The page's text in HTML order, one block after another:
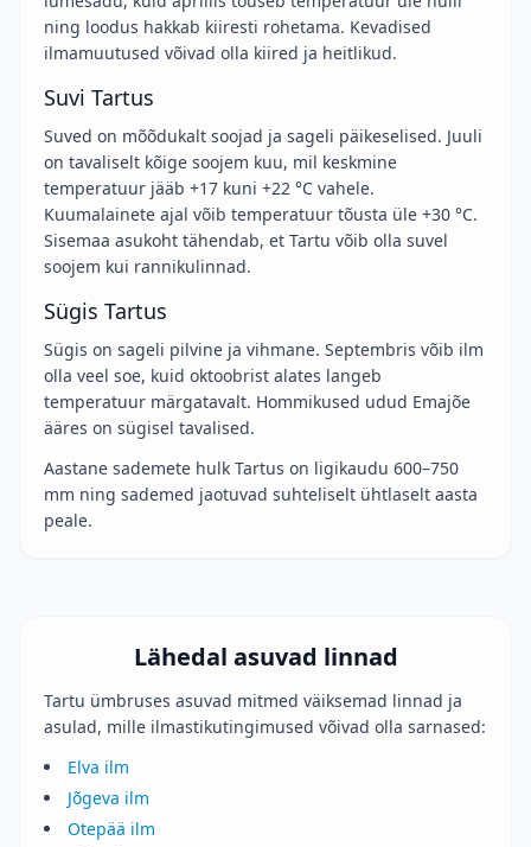
ning loodus hakkab kiiresti rohetama. Kevadised
ilmamuutused võivad olla kiired ja heitlikud.
Suvi Tartus
Suved on mõõdukalt soojad ja sageli päikeselised. Juuli
on tavaliselt kõige soojem kuu, mil keskmine
temperatuur jääb +17 kuni +22 °C vahele.
Kuumalainete ajal võib temperatuur tõusta üle +30 °C.
Sisemaa asukoht tähendab, et Tartu võib olla suvel
soojem kui rannikulinnad.
Sügis Tartus
Sügis on sageli pilvine ja vihmane. Septembris võib ilm
olla veel soe, kuid oktoobrist alates langeb
temperatuur märgatavalt. Hommikused udud Emajõe
ääres on sügisel tavalised.
Aastane sademete hulk Tartus on ligikaudu 600–750
mm ning sademed jaotuvad suhteliselt ühtlaselt aasta
peale.
Lähedal asuvad linnad
Tartu ümbruses asuvad mitmed väiksemad linnad ja
asulad, mille ilmastikutingimused võivad olla sarnased:
Elva ilm
Jõgeva ilm
Otepää ilm